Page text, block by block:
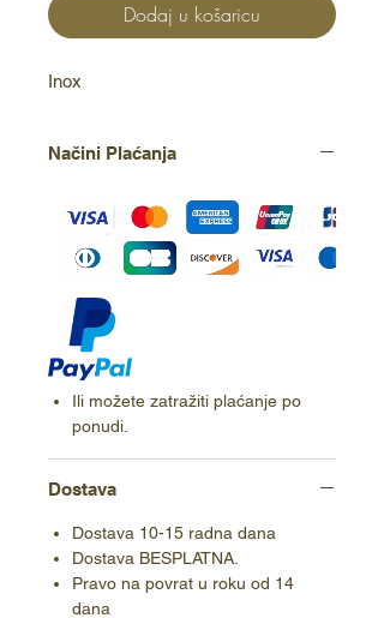
Dodaj u košaricu
Inox
Načini Plaćanja
Ili možete zatražiti plaćanje po
ponudi.
Dostava
Dostava 10-15 radna dana
Dostava BESPLATNA.
Pravo na povrat u roku od 14
dana